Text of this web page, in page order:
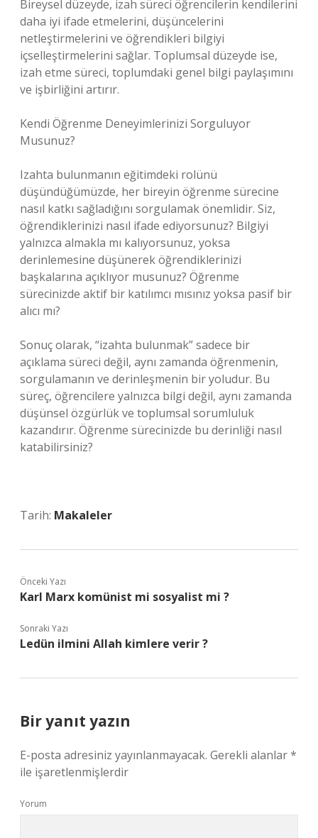
Bireysel düzeyde, izah süreci öğrencilerin kendilerini
daha iyi ifade etmelerini, düşüncelerini
netleştirmelerini ve öğrendikleri bilgiyi
içselleştirmelerini sağlar. Toplumsal düzeyde ise,
izah etme süreci, toplumdaki genel bilgi paylaşımını
ve işbirliğini artırır.
Kendi Öğrenme Deneyimlerinizi Sorguluyor
Musunuz?
Izahta bulunmanın eğitimdeki rolünü
düşündüğümüzde, her bireyin öğrenme sürecine
nasıl katkı sağladığını sorgulamak önemlidir. Siz,
öğrendiklerinizi nasıl ifade ediyorsunuz? Bilgiyi
yalnızca almakla mı kalıyorsunuz, yoksa
derinlemesine düşünerek öğrendiklerinizi
başkalarına açıklıyor musunuz? Öğrenme
sürecinizde aktif bir katılımcı mısınız yoksa pasif bir
alıcı mı?
Sonuç olarak, “izahta bulunmak” sadece bir
açıklama süreci değil, aynı zamanda öğrenmenin,
sorgulamanın ve derinleşmenin bir yoludur. Bu
süreç, öğrencilere yalnızca bilgi değil, aynı zamanda
düşünsel özgürlük ve toplumsal sorumluluk
kazandırır. Öğrenme sürecinizde bu derinliği nasıl
katabilirsiniz?
Tarih: Makaleler
Önceki Yazı
Karl Marx komünist mi sosyalist mi ?
Sonraki Yazı
Ledün ilmini Allah kimlere verir ?
Bir yanıt yazın
E-posta adresiniz yayınlanmayacak. Gerekli alanlar*
ile işaretlenmişlerdir
Yorum